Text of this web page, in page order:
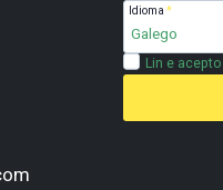
Idioma *
Lin e